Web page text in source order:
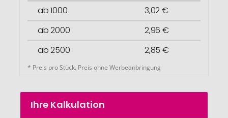
ab 1000
3,02 €
ab 2000
2,96 €
ab 2500
2,85 €
* Preis pro Stück. Preis ohne Werbeanbringung
Ihre Kalkulation